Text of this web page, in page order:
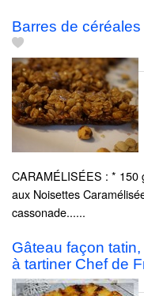
Barres de
CARAMÉLISÉES : * 150
aux Noisettes
cassonade......
Gâteau façon
à tartiner Chef de